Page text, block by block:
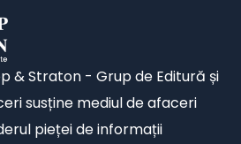
& Straton - Grup de Editură și
susține mediul de afaceri
pieței de informații